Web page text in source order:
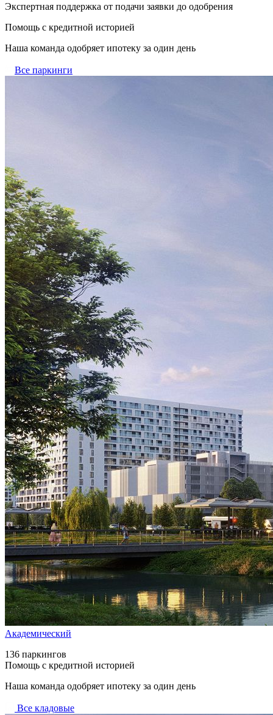
Экспертная поддержка от подачи заявки до одобрения
Помощь с кредитной историей
Наша команда одобряет ипотеку за один день
Все паркинги
Академический
136 паркингов
Помощь с кредитной историей
Наша команда одобряет ипотеку за один день
Все кладовые